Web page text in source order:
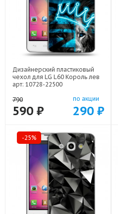
Дизайнерский пластиковый
чехол для LG L60 Король лев
арт: 10728-22500
790
590 ₽
по акции
290 ₽
-25%